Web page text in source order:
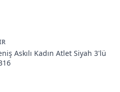
Askılı Kadın Atlet Siyah 3'lü